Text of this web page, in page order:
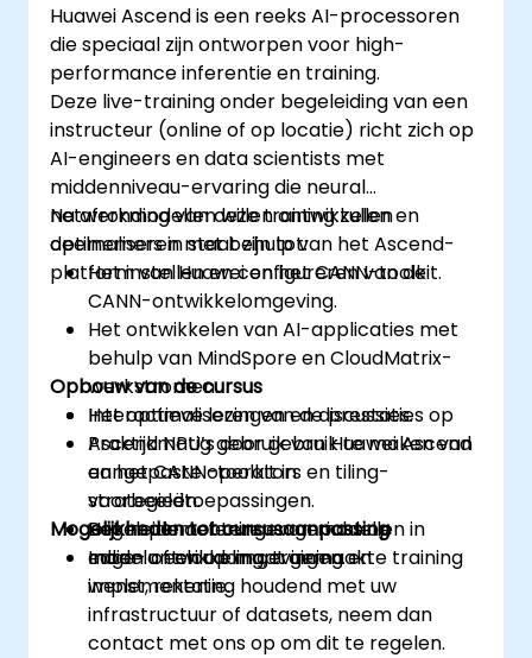
Huawei Ascend is een reeks AI-processoren
die speciaal zijn ontworpen voor high-
performance inferentie en training.
Deze live-training onder begeleiding van een
instructeur (online of op locatie) richt zich op
AI-engineers en data scientists met
middenniveau-ervaring die neural
netwerkmodellen willen ontwikkelen en
optimaliseren met behulp van het Ascend-
platform van Huawei en het CANN-toolkit.
Na afronding van deze training zullen
deelnemers in staat zijn tot:
Het instellen en configureren van de
CANN-ontwikkelomgeving.
Het ontwikkelen van AI-applicaties met
behulp van MindSpore en CloudMatrix-
werkstromen.
Het optimaliseren van de prestaties op
Ascend NPU’s door gebruik te maken van
aangepaste operators en tiling-
strategieën.
Het implementeren van modellen in
edge- of cloudomgevingen.
Opbouw van de cursus
Interactieve lezingen en discussies.
Praktijkmatig gebruik van Huawei Ascend
en het CANN-toolkit in
voorbeeldtoepassingen.
Begeleide oefeningen gericht op
modelontwikkeling, training en
implementatie.
Mogelijkheden tot cursusaanpassing
Indien u een op maat gemaakte training
wenst, rekening houdend met uw
infrastructuur of datasets, neem dan
contact met ons op om dit te regelen.